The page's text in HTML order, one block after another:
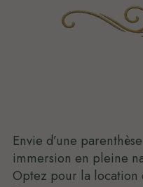
Envie d’une
immersion en pleine
Optez pour la location